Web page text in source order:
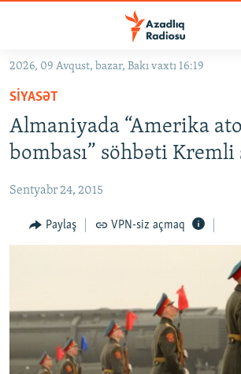
Əsas
qayıt
Əsas
naviqasiyaya
qayıt
Axtarışa
GÜNDƏM
#İZAHLA
KORRUPSIOMETR
FƏRQƏ BAX
QANUNI DOĞRU
VIDEO
FOTOQALEREYA
İNFOQRAFIKA
RADIO ARXIV
OXU ZALI
AZƏRBAYCAN ƏDƏBIYYATI KITABXANASI
HAQQIMIZDA
MISSIYAMIZ
2026, 09 Avqust, bazar, Bakı vaxtı 16:19
SIYASƏT
Almaniyada “Amerika
bombası” söhbəti
Sentyabr 24, 2015
Paylaş VPN-siz açmaq